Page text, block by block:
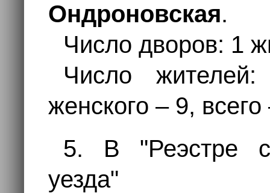
Ондроновская.
Число дворов: 1
Число
женского – 9,
5. В "Реэстре